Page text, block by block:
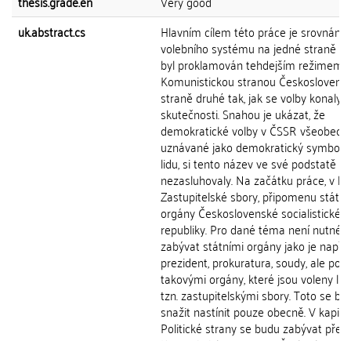
uk.abstract.cs
Hlavním cílem této práce je srovnání
volebního systému na jedné straně
byl proklamován tehdejším režimem,
Komunistickou stranou
straně druhé tak, jak se volby konaly
skutečnosti. Snahou je ukázat, že
demokratické volby v ČSSR
uznávané jako demokratický symbol
lidu, si tento název ve své podstatě
nezasluhovaly. Na začátku práce, v
Zastupitelské sbory, připomenu státní
orgány Československé socialistické
republiky. Pro dané téma není nutné
zabývat státními orgány jako je např.
prezident, prokuratura, soudy, ale
takovými orgány, které jsou voleny
tzn. zastupitelskými sbory. Toto se
snažit nastínit pouze obecně. V
Politické strany se budu zabývat